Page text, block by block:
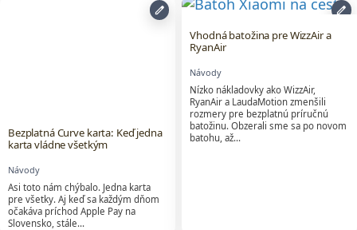
edit
Bezplatná Curve karta: Keď jedna
karta vládne všetkým
Návody
Asi toto nám chýbalo. Jedna karta
pre všetky. Aj keď sa každým dňom
očakáva príchod Apple Pay na
Slovensko, stále…
edit
Vhodná batožina pre WizzAir a
RyanAir
Návody
Nízko nákladovky ako WizzAir,
RyanAir a LaudaMotion zmenšili
rozmery pre bezplatnú príručnú
batožinu. Obzerali sme sa po novom
batohu, až…